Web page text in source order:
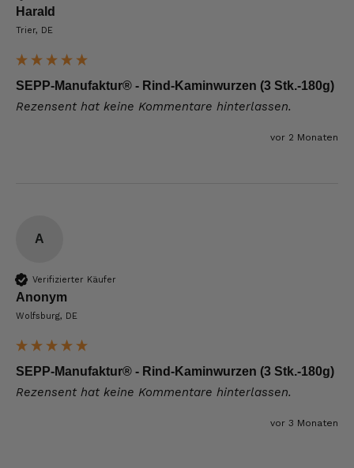
Harald
Trier, DE
SEPP-Manufaktur® - Rind-Kaminwurzen (3 Stk.-180g)
Rezensent hat keine Kommentare hinterlassen.
vor 2 Monaten
A
Verifizierter Käufer
Anonym
Wolfsburg, DE
SEPP-Manufaktur® - Rind-Kaminwurzen (3 Stk.-180g)
Rezensent hat keine Kommentare hinterlassen.
vor 3 Monaten